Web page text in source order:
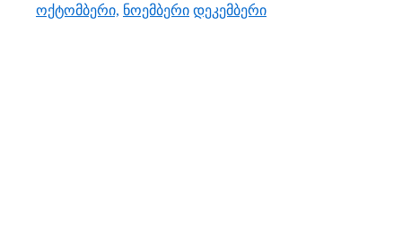
ოქტომბერი, ნოემბერი დეკემბერი